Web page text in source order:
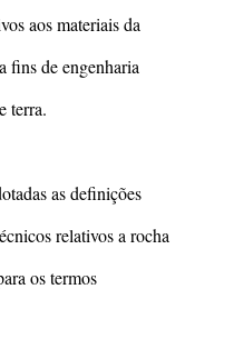
aos materiais da
fins de engenharia
terra.
as definições
relativos a rocha
os termos